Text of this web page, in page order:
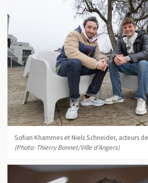
Sofian Khammes et Niels Schneider, acteurs
(Photo: Thierry Bonnet/Ville d'Angers)